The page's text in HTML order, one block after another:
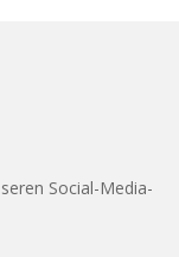
Social-Media-